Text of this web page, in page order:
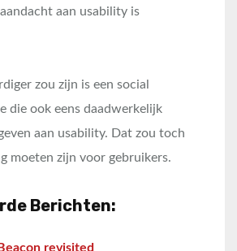
aan usability is
zou zijn is een social
die ook eens daadwerkelijk
aan usability. Dat zou toch
moeten zijn voor gebruikers.
Berichten:
revisited